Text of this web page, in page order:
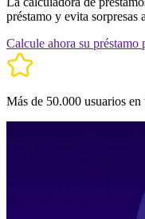
préstamo y evita sorpresas
Calcule ahora su préstamo
Más de 50.000 usuarios